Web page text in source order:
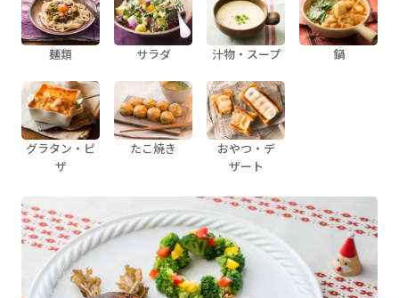
麺類 サラダ 汁物・スープ 鍋
グラタン・ピ
ザ
たこ焼き
おやつ・デ
ザート